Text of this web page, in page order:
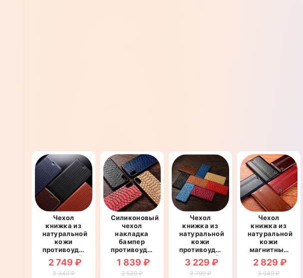
Чехол
книжка из
натуральной
кожи
противоударный
магнитный
для OnePlus
9 "TOROS"
2 749 ₽
3 349 ₽
Силиконовый
чехол
накладка
бампер
противоударный
со
вставкой из
натуральной
1 839 ₽
2 539 ₽
Чехол
книжка из
натуральной
кожи
противоударный
магнитный
для OnePlus
9 "CROCO
3 229 ₽
3 799 ₽
Чехол
книжка из
натуральной
кожи
магнитный
противоударный
для OnePlus
9 "ITALIAN"
2 829 ₽
3 549 ₽